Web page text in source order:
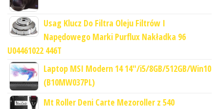
Usag Klucz Do Filtra Oleju Filtrów I
Napędowego Marki Purflux Nakładka 96
U04461022 446T
Laptop MSI Modern 14 14"/i5/8GB/512GB/Win10
(B10MW037PL)
Mt Roller Deni Carte Mezoroller z 540